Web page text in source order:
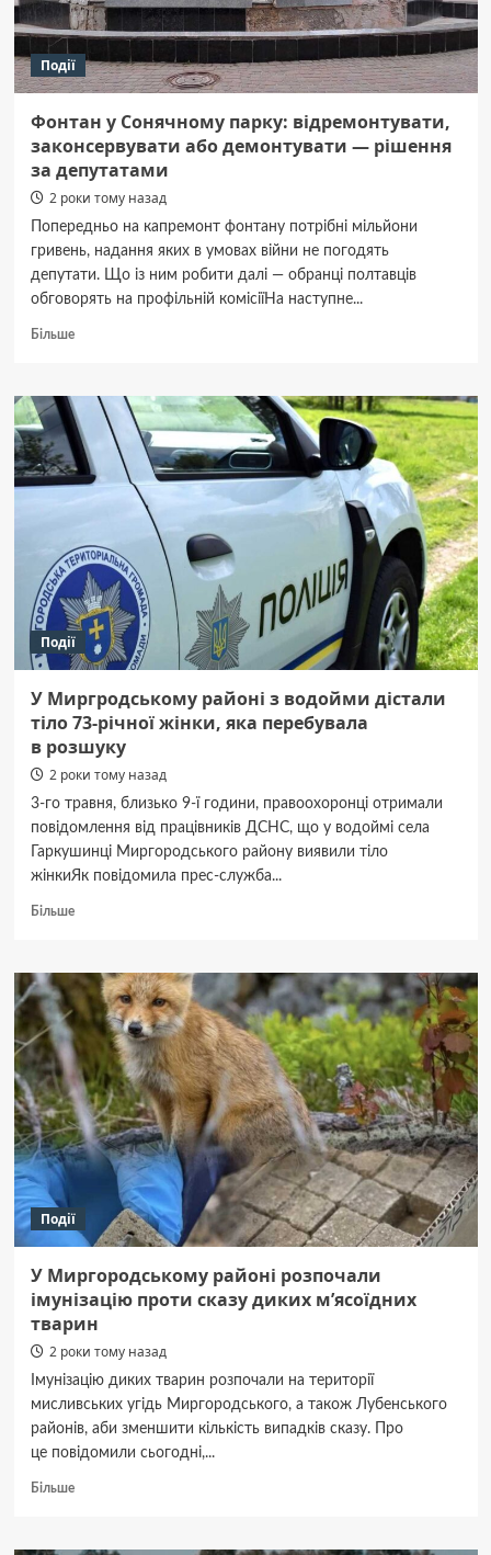
Події
Фонтан у Сонячному парку: відремонтувати,
законсервувати або демонтувати — рішення
за депутатами
2 роки тому назад
Попередньо на капремонт фонтану потрібні мільйони
гривень, надання яких в умовах війни не погодять
депутати. Що із ним робити далі — обранці полтавців
обговорять на профільній комісіїНа наступне...
БільшеДокладніше
у Сонячному
парку:
відремонтувати,
законсервувати
або
демонтувати —
за депутатами
Події
У Миргродському районі з водойми дістали
тіло 73-річної жінки, яка перебувала
в розшуку
2 роки тому назад
3-го травня, близько 9-ї години, правоохоронці отримали
повідомлення від працівників ДСНС, що у водоймі села
Гаркушинці Миргородського району виявили тіло
жінкиЯк повідомила прес-служба...
БільшеДокладніше
районі
з водойми
дістали
тіло
73-
річної
жінки,
яка
перебувала
в розшуку
Події
У Миргородському районі розпочали
імунізацію проти сказу диких мʼясоїдних
тварин
2 роки тому назад
Імунізацію диких тварин розпочали на території
мисливських угідь Миргородського, а також Лубенського
районів, аби зменшити кількість випадків сказу. Про
це повідомили сьогодні,...
БільшеДокладніше
Миргородському